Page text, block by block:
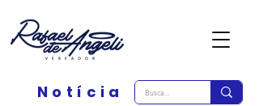
Notícia